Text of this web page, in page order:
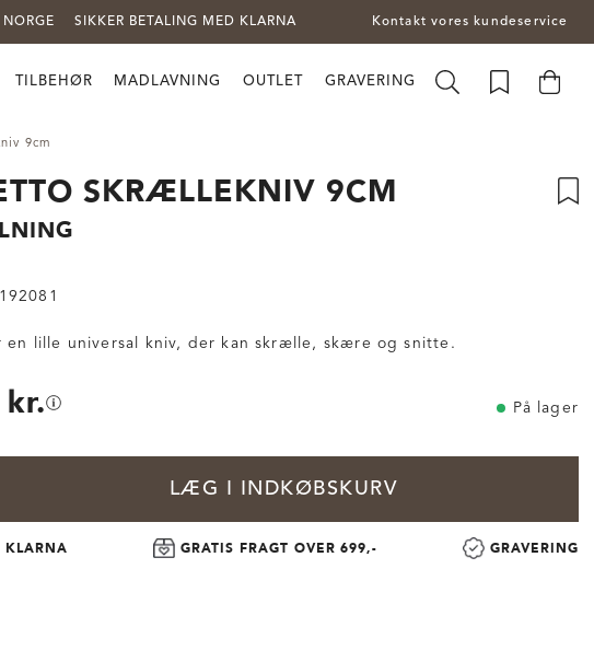
NORGE SIKKER BETALING MED KLARNA Kontakt vores kundeservice
TILBEHØR MADLAVNING OUTLET GRAVERING
9cm
SKRÆLLEKNIV 9CM
en lille universal kniv, der kan skrælle, skære og snitte.
På lager
LÆG I INDKØBSKURV
KLARNA GRATIS FRAGT OVER 699,- GRAVERING